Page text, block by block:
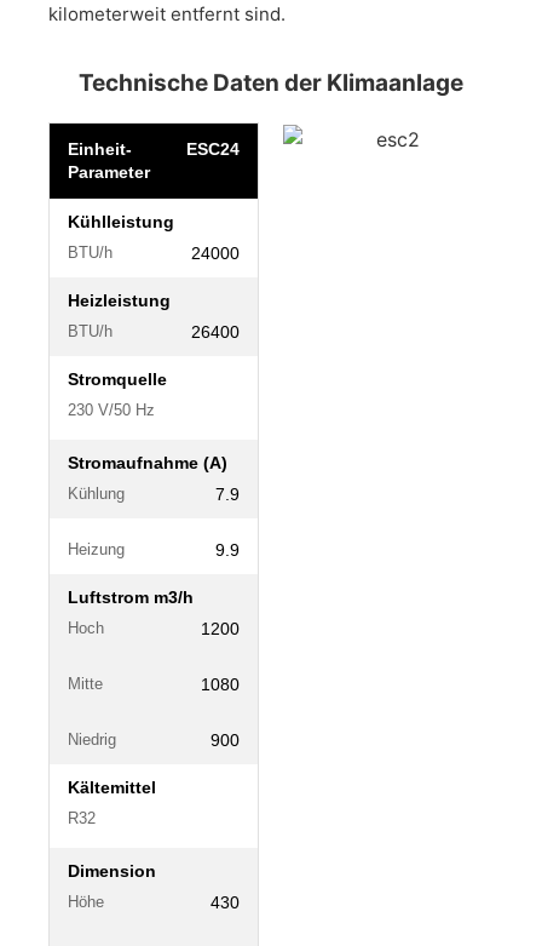
kilometerweit entfernt sind.
Technische Daten der Klimaanlage
Einheit-
Parameter
ESC24
Kühlleistung
BTU/h 24000
Heizleistung
BTU/h 26400
Stromquelle
230 V/50 Hz
Stromaufnahme (A)
Kühlung 7.9
Heizung 9.9
Luftstrom m3/h
Hoch 1200
Mitte 1080
Niedrig 900
Kältemittel
R32
Dimension
Höhe 430